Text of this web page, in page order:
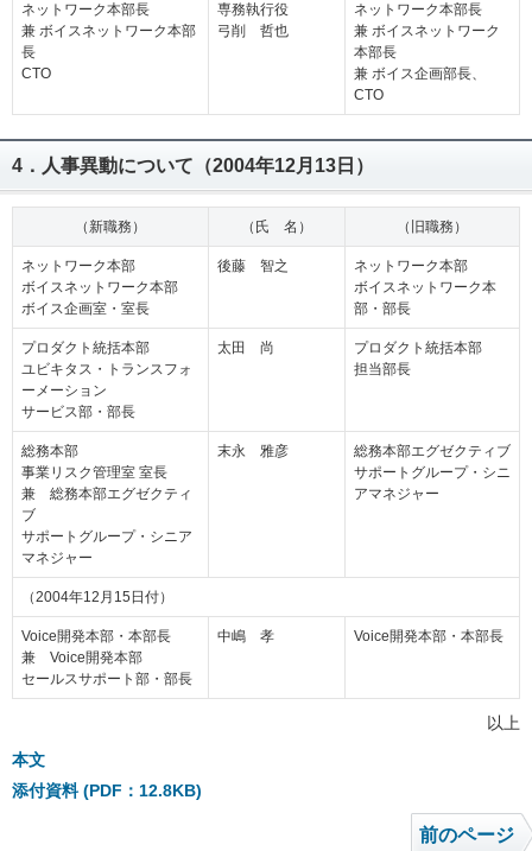
ネットワーク本部長
兼 ボイスネットワーク本部
長
CTO
専務執行役
弓削 哲也
ネットワーク本部長
兼 ボイスネットワーク
本部長
兼 ボイス企画部長、
CTO
4．人事異動について（2004年12月13日）
（新職務） （氏 名） （旧職務）
ネットワーク本部
ボイスネットワーク本部
ボイス企画室・室長
後藤 智之
ネットワーク本部
ボイスネットワーク本
部・部長
プロダクト統括本部
ユビキタス・トランスフォ
ーメーション
サービス部・部長
太田 尚
プロダクト統括本部
担当部長
総務本部
事業リスク管理室 室長
兼 総務本部エグゼクティ
ブ
サポートグループ・シニア
マネジャー
末永 雅彦
総務本部エグゼクティブ
サポートグループ・シニ
アマネジャー
（2004年12月15日付）
Voice開発本部・本部長
兼 Voice開発本部
セールスサポート部・部長
中嶋 孝 Voice開発本部・本部長
以上
本文
添付資料 (PDF：12.8KB)
前のページ